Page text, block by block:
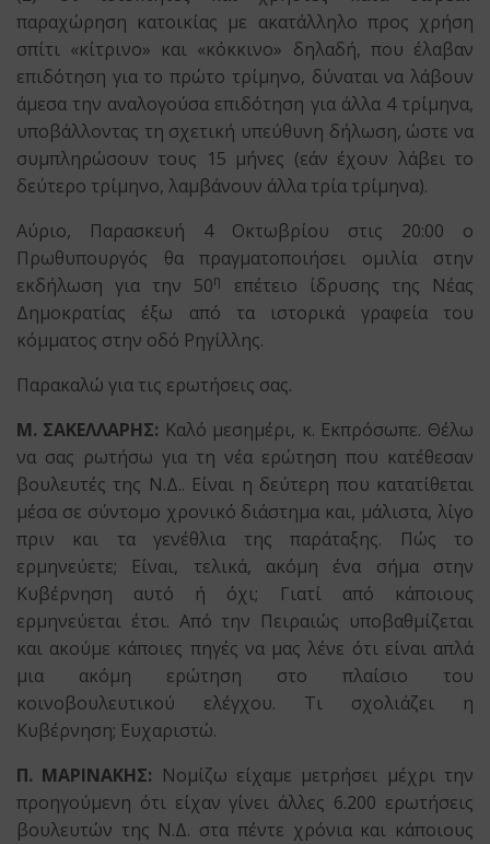
παραχώρηση κατοικίας με ακατάλληλο προς χρήση
σπίτι «κίτρινο» και «κόκκινο» δηλαδή, που έλαβαν
επιδότηση για το πρώτο τρίμηνο, δύναται να λάβουν
άμεσα την αναλογούσα επιδότηση για άλλα 4 τρίμηνα,
υποβάλλοντας τη σχετική υπεύθυνη δήλωση, ώστε να
συμπληρώσουν τους 15 μήνες (εάν έχουν λάβει το
δεύτερο τρίμηνο, λαμβάνουν άλλα τρία τρίμηνα).
Αύριο, Παρασκευή 4 Οκτωβρίου στις 20:00 ο
Πρωθυπουργός θα πραγματοποιήσει ομιλία στην
εκδήλωση για την 50η
επέτειο ίδρυσης της Νέας
Δημοκρατίας έξω από τα ιστορικά γραφεία του
κόμματος στην οδό Ρηγίλλης.
Παρακαλώ για τις ερωτήσεις σας.
Μ. ΣΑΚΕΛΛΑΡΗΣ: Καλό μεσημέρι, κ. Εκπρόσωπε. Θέλω
να σας ρωτήσω για τη νέα ερώτηση που κατέθεσαν
βουλευτές της Ν.Δ.. Είναι η δεύτερη που κατατίθεται
μέσα σε σύντομο χρονικό διάστημα και, μάλιστα, λίγο
πριν και τα γενέθλια της παράταξης. Πώς το
ερμηνεύετε; Είναι, τελικά, ακόμη ένα σήμα στην
Κυβέρνηση αυτό ή όχι; Γιατί από κάποιους
ερμηνεύεται έτσι. Από την Πειραιώς υποβαθμίζεται
και ακούμε κάποιες πηγές να μας λένε ότι είναι απλά
μια ακόμη ερώτηση στο πλαίσιο του
κοινοβουλευτικού ελέγχου. Τι σχολιάζει η
Κυβέρνηση; Ευχαριστώ.
Π. ΜΑΡΙΝΑΚΗΣ: Νομίζω είχαμε μετρήσει μέχρι την
προηγούμενη ότι είχαν γίνει άλλες 6.200 ερωτήσεις
βουλευτών της Ν.Δ. στα πέντε χρόνια και κάποιους